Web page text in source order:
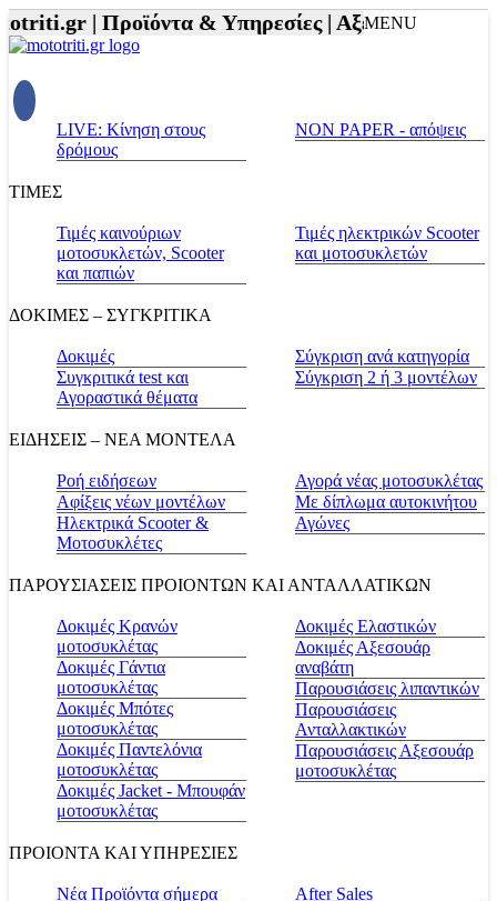
|Προϊόντα & Υπηρεσίες |Αξεσουάρ
MENU
LIVE: Κίνηση στους
δρόμους
NON PAPER - απόψεις
ΤΙΜΕΣ
Τιμές καινούριων
μοτοσυκλετών, Scooter
και παπιών
Τιμές ηλεκτρικών Scooter
και μοτοσυκλετών
ΔΟΚΙΜΕΣ – ΣΥΓΚΡΙΤΙΚΑ
Δοκιμές
Συγκριτικά test και
Αγοραστικά θέματα
Σύγκριση ανά κατηγορία
Σύγκριση 2 ή 3 μοντέλων
ΕΙΔΗΣΕΙΣ – ΝΕΑ ΜΟΝΤΕΛΑ
Ροή ειδήσεων
Αφίξεις νέων μοντέλων
Ηλεκτρικά Scooter &
Μοτοσυκλέτες
Αγορά νέας μοτοσυκλέτας
Με δίπλωμα αυτοκινήτου
Αγώνες
ΠΑΡΟΥΣΙΑΣΕΙΣ ΠΡΟΙΟΝΤΩΝ ΚΑΙ ΑΝΤΑΛΛΑΤΙΚΩΝ
Δοκιμές Κρανών
μοτοσυκλέτας
Δοκιμές Γάντια
μοτοσυκλέτας
Δοκιμές Μπότες
μοτοσυκλέτας
Δοκιμές Παντελόνια
μοτοσυκλέτας
Δοκιμές Jacket - Μπουφάν
μοτοσυκλέτας
Δοκιμές Ελαστικών
Δοκιμές Αξεσουάρ
αναβάτη
Παρουσιάσεις λιπαντικών
Παρουσιάσεις
Ανταλλακτικών
Παρουσιάσεις Αξεσουάρ
μοτοσυκλέτας
ΠΡΟΙΟΝΤΑ ΚΑΙ ΥΠΗΡΕΣΙΕΣ
Νέα Προϊόντα σήμερα
Αfter Sales